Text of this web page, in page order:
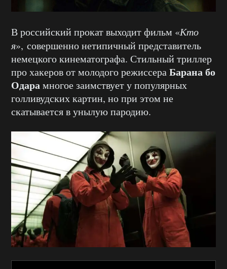
В российский прокат выходит фильм «Кто
я», совершенно нетипичный представитель
немецкого кинематографа. Стильный триллер
про хакеров от молодого режиссераБарана бо
Одарамногое заимствует у популярных
голливудских картин, но при этом не
скатывается в унылую пародию.